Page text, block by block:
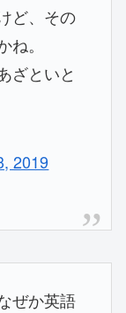
ど、その
。
ざといと
2019
ぜか英語